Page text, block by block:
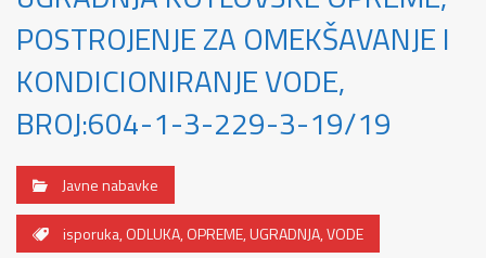
POSTROJENJE ZA OMEKŠAVANJE I
KONDICIONIRANJE VODE,
BROJ:604-1-3-229-3-19/19
Javne nabavke
isporuka,ODLUKA,OPREME,UGRADNJA,VODE